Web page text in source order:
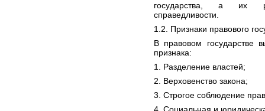
государства, а их
справедливости.
1.2. Признаки правового
В правовом государстве
признака:
1. Разделение властей;
2. Верховенство закона;
3. Строгое соблюдение